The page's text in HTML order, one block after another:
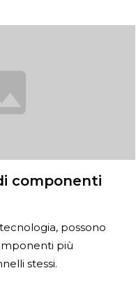
componenti
possono
più
stessi.